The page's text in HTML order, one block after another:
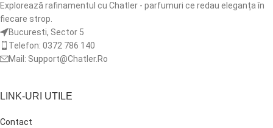
Explorează rafinamentul cu Chatler - parfumuri ce redau eleganța în
fiecare strop.
Bucuresti, Sector 5
Telefon: 0372 786 140
Mail: Support@Chatler.Ro
LINK-URI UTILE
Contact